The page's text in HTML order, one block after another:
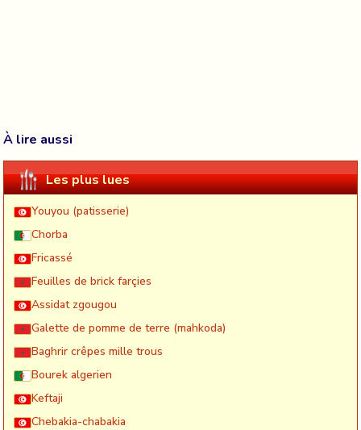
À lire aussi
Les plus lues
Youyou (patisserie)
Chorba
Fricassé
Feuilles de brick farçies
Assidat zgougou
Galette de pomme de terre (mahkoda)
Baghrir crêpes mille trous
Bourek algerien
Keftaji
Chebakia-chabakia